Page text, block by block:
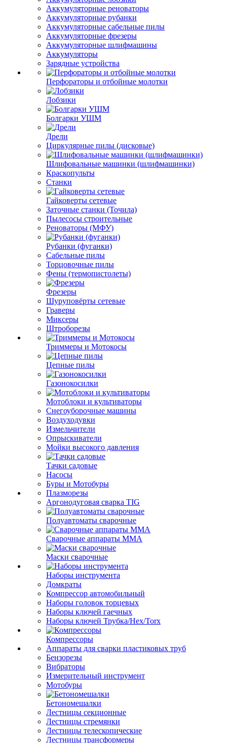
Аккумуляторные реноваторы
Аккумуляторные рубанки
Аккумуляторные сабельные пилы
Аккумуляторные фрезеры
Аккумуляторные шлифмашины
Аккумуляторы
Зарядные устройства
Перфораторы и отбойные молотки
Лобзики
Болгарки УШМ
Дрели
Циркулярные пилы (дисковые)
Шлифовальные машинки (шлифмашинки)
Краскопульты
Станки
Гайковерты сетевые
Заточные станки (Точила)
Пылесосы строительные
Реноваторы (МФУ)
Рубанки (фуганки)
Сабельные пилы
Торцовочные пилы
Фены (термопистолеты)
Фрезеры
Шуруповёрты сетевые
Граверы
Миксеры
Штроборезы
Триммеры и Мотокосы
Цепные пилы
Газонокосилки
Мотоблоки и культиваторы
Снегоуборочные машины
Воздуходувки
Измельчители
Опрыскиватели
Мойки высокого давления
Тачки садовые
Насосы
Буры и Мотобуры
Плазморезы
Аргонодуговая сварка TIG
Полуавтоматы сварочные
Сварочные аппараты ММА
Маски сварочные
Наборы инструмента
Домкраты
Компрессор автомобильный
Наборы головок торцевых
Наборы ключей гаечных
Наборы ключей Трубка/Hex/Torx
Компрессоры
Аппараты для сварки пластиковых труб
Бензорезы
Вибраторы
Измерительный инструмент
Мотобуры
Бетономешалки
Лестницы секционные
Лестницы стремянки
Лестницы телескопические
Лестницы трансформеры